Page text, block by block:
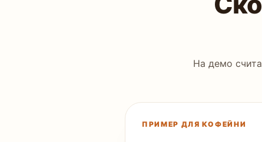
На демо
ПРИМЕР ДЛЯ КОФЕЙНИ